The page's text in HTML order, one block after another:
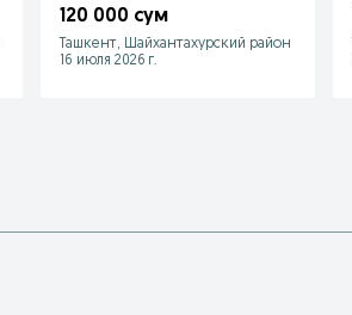
120 000 сум
Ташкент, Шайхантахурский район
16 июля 2026 г.